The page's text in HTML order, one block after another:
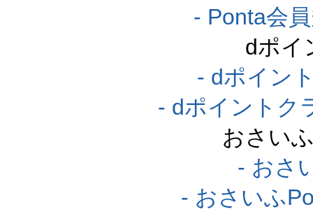
- Ponta会
dポイ
- dポイン
- dポイントク
おさい
- おさ
- おさいふ